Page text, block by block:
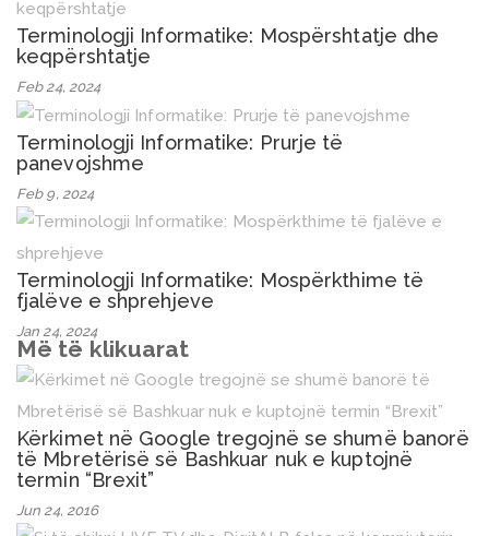
Terminologji Informatike: Mospërshtatje dhe
keqpërshtatje
Feb 24, 2024
Terminologji Informatike: Prurje të
panevojshme
Feb 9, 2024
Terminologji Informatike: Mospërkthime të
fjalëve e shprehjeve
Jan 24, 2024
Më të klikuarat
Kërkimet në Google tregojnë se shumë banorë
të Mbretërisë së Bashkuar nuk e kuptojnë
termin “Brexit”
Jun 24, 2016